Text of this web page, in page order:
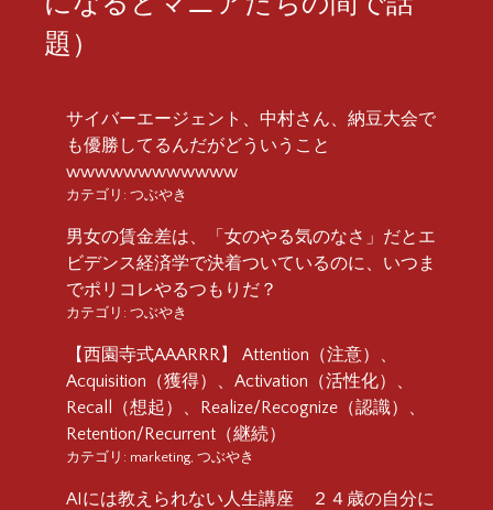
題）
サイバーエージェント、中村さん、納豆大会で
も優勝してるんだがどういうこと
wwwwwwwwwwww
カテゴリ: つぶやき
男女の賃金差は、「女のやる気のなさ」だとエ
ビデンス経済学で決着ついているのに、いつま
でポリコレやるつもりだ？
カテゴリ: つぶやき
【西園寺式AAARRR】 Attention（注意）、
Acquisition（獲得）、Activation（活性化）、
Recall（想起）、Realize/Recognize（認識）、
Retention/Recurrent（継続）
カテゴリ: marketing つぶやき
AIには教えられない人生講座 ２４歳の自分に